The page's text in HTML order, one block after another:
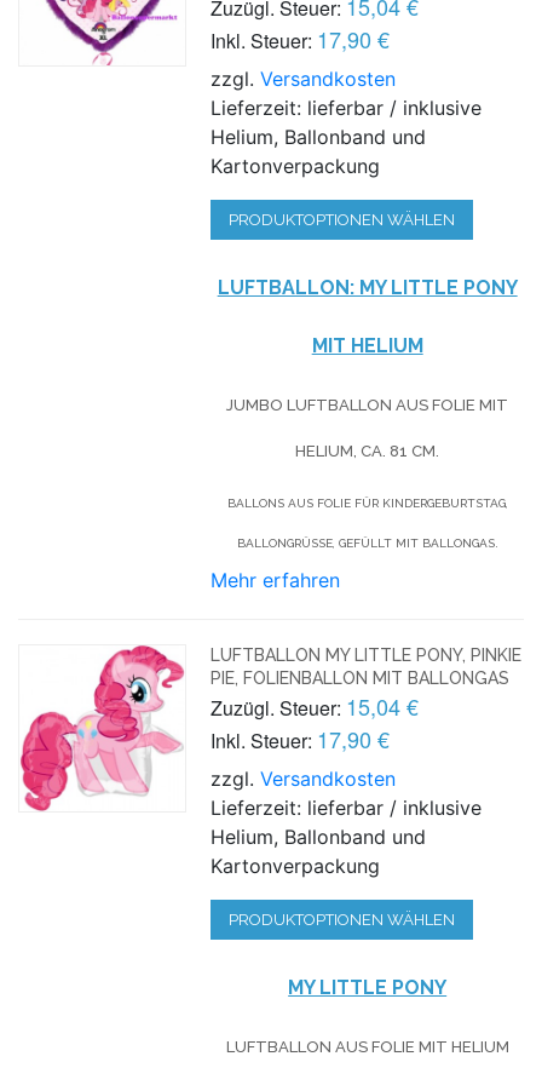
Zuzügl. Steuer:
Inkl. Steuer: 17,90 €
zzgl.Versandkosten
Lieferzeit: lieferbar / inklusive
Helium, Ballonband und
Kartonverpackung
PRODUKTOPTIONEN WÄHLEN
LUFTBALLON: MY LITTLE PONY
MIT HELIUM
JUMBO LUFTBALLON AUS FOLIE MIT
HELIUM, CA. 81 CM.
BALLONS AUS FOLIE FÜR KINDERGEBURTSTAG,
BALLONGRÜSSE, GEFÜLLT MIT BALLONGAS.
Mehr erfahren
LUFTBALLON MY LITTLE PONY, PINKIE
PIE, FOLIENBALLON MIT BALLONGAS
Zuzügl. Steuer: 15,04 €
Inkl. Steuer: 17,90 €
zzgl.Versandkosten
Lieferzeit: lieferbar / inklusive
Helium, Ballonband und
Kartonverpackung
PRODUKTOPTIONEN WÄHLEN
MY LITTLE PONY
LUFTBALLON AUS FOLIE MIT HELIUM